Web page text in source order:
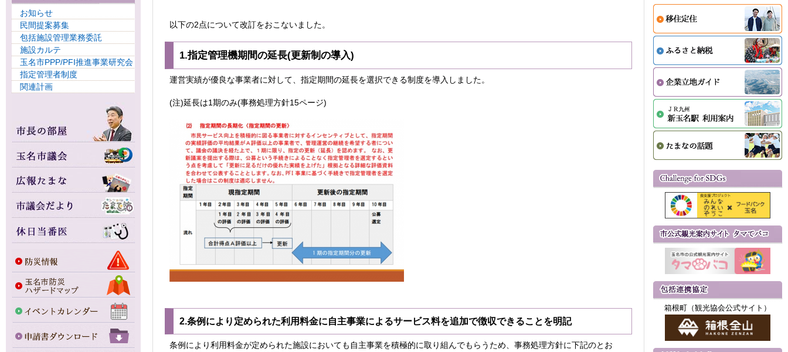
お知らせ
民間提案募集
包括施設管理業務委託
施設カルテ
玉名市PPP/PFI推進事業研究会
指定管理者制度
関連計画
以下の2点について改訂をおこないました。
1.指定管理機期間の延長(更新制の導入)
運営実績が優良な事業者に対して、指定期間の延長を選択できる制度を導入しました。
(注)延長は1期のみ(事務処理方針15ページ)
2.条例により定められた利用料金に自主事業によるサービス料を追加で徴収できることを明記
条例により利用料金が定められた施設においても自主事業を積極的に取り組んでもらうため、事務処理方針に下記のとお
箱根町（観光協会公式サイト）